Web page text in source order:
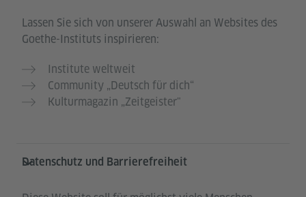
Lassen Sie sich von unserer Auswahl an Websites des
Goethe-Instituts inspirieren:
Institute weltweit
Community „Deutsch für dich“
Kulturmagazin „Zeitgeister"
Datenschutz und Barrierefreiheit